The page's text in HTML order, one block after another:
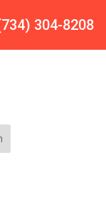
304-8208